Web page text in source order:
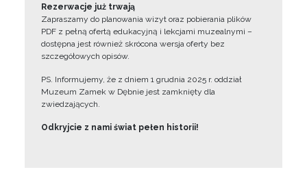
Rezerwacje już trwają
Zapraszamy do planowania wizyt oraz pobierania plików
PDF z pełną ofertą edukacyjną i lekcjami muzealnymi –
dostępna jest również skrócona wersja oferty bez
szczegółowych opisów.
PS. Informujemy, że z dniem 1 grudnia 2025 r. oddział
Muzeum Zamek w Dębnie jest zamknięty dla
zwiedzających.
Odkryjcie z nami świat pełen historii!